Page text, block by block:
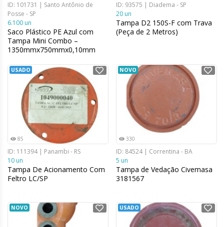
ID: 101731 | Santo Antônio de
Posse - SP
6.100 un
Saco Plástico PE Azul com
Tampa Mini Combo –
1350mmx750mmx0,10mm
ID: 93575 | Diadema - SP
20 un
Tampa D2 150S-F com Trava
(Peça de 2 Metros)
USADO
85
ID: 111394 | Panambi - RS
10 un
Tampa De Acionamento Com
Feltro LC/SP
NOVO
330
ID: 84524 | Correntina - BA
5 un
Tampa de Vedação Civemasa
3181567
NOVO USADO